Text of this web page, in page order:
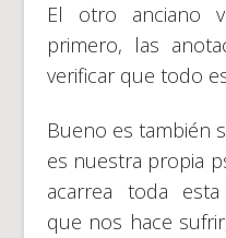
El otro anciano
primero, las
verificar que todo
Bueno es también
es nuestra propia
acarrea toda esta
que nos hace